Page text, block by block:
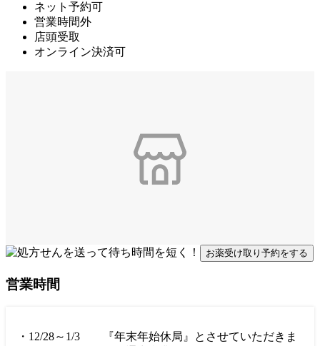
ネット予約可
営業時間外
店頭受取
オンライン決済可
お薬受け取り予約をする
営業時間
・12/28～1/3 『年末年始休局』とさせていただきま